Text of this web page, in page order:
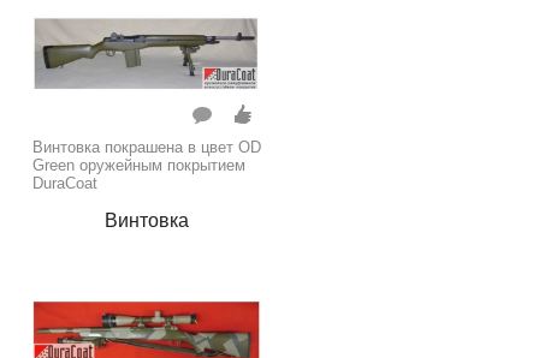
Винтовка покрашена в цвет OD
Green оружейным покрытием
DuraCoat
Винтовка